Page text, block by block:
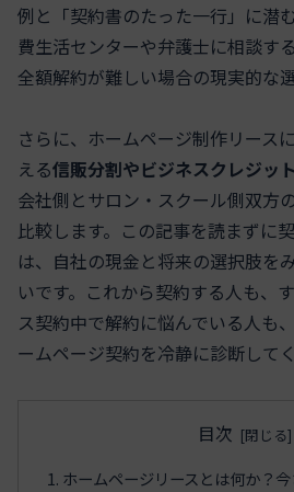
例と「契約書のたった一行」に潜
費生活センターや弁護士に相談す
全額解約が難しい場合の現実的な
さらに、ホームページ制作リース
える信販分割やビジネスクレジット
会社側とサロン・スクール側双方
比較します。この記事を読まずに
は、自社の現金と将来の選択肢を
いです。これから契約する人も、
ス契約中で解約に悩んでいる人も
ームページ契約を冷静に診断して
目次
ホームページリースとは何か？